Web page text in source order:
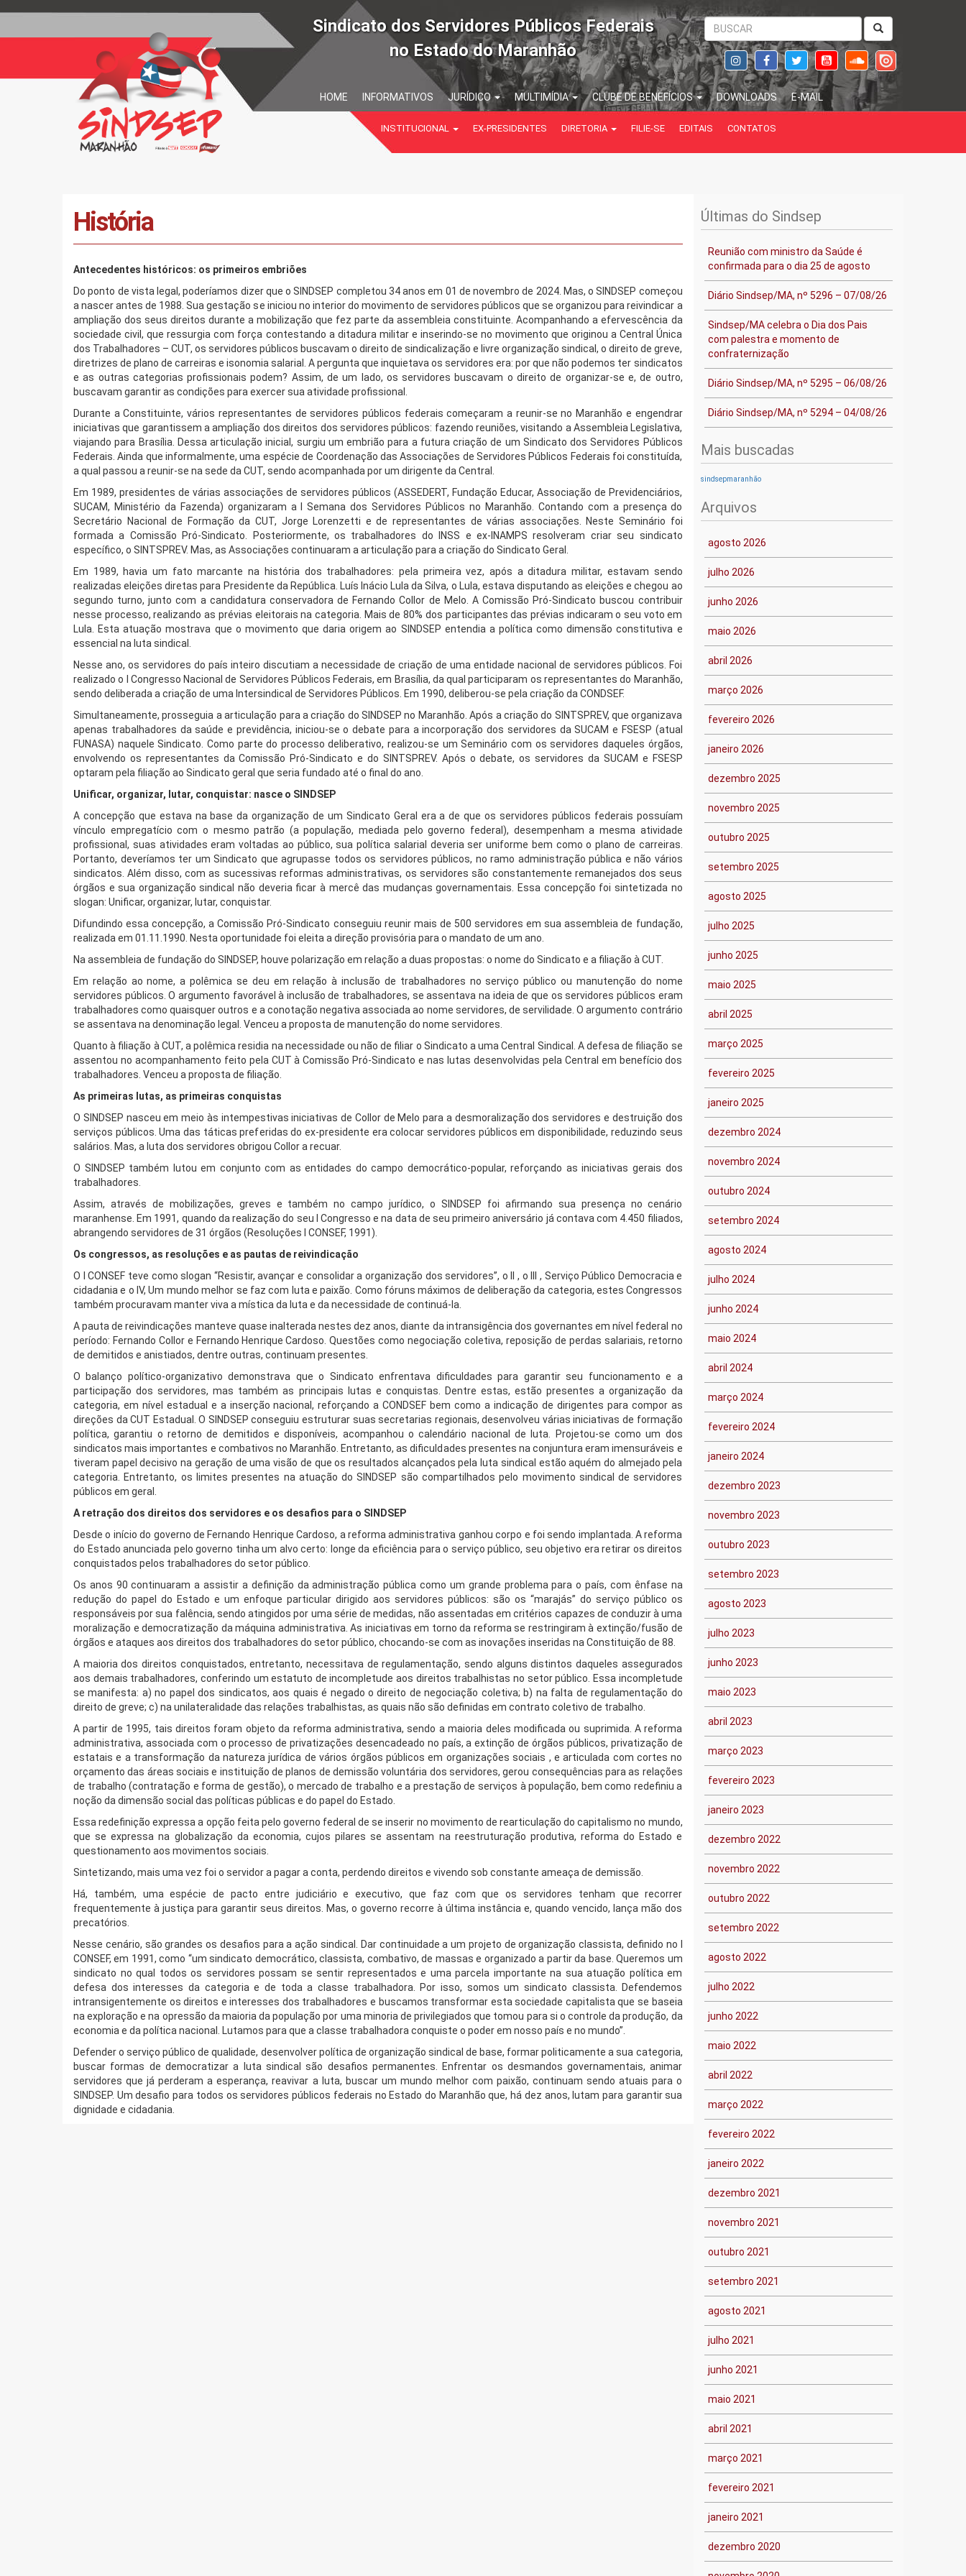
Sindicato dos Servidores Públicos Federais
no Estado do Maranhão
HOME INFORMATIVOS JURÍDICO MULTIMÍDIA CLUBE DE BENEFÍCIOS DOWNLOADS E-MAIL
INSTITUCIONAL EX-PRESIDENTES DIRETORIA FILIE-SE EDITAIS CONTATOS
História
Antecedentes históricos: os primeiros embriões
Do ponto de vista legal, poderíamos dizer que o SINDSEP completou 34 anos em 01 de novembro de 2024. Mas, o SINDSEP começou
a nascer antes de 1988. Sua gestação se iniciou no interior do movimento de servidores públicos que se organizou para reivindicar a
ampliação dos seus direitos durante a mobilização que fez parte da assembleia constituinte. Acompanhando a efervescência da
sociedade civil, que ressurgia com força contestando a ditadura militar e inserindo-se no movimento que originou a Central Única
dos Trabalhadores – CUT, os servidores públicos buscavam o direito de sindicalização e livre organização sindical, o direito de greve,
diretrizes de plano de carreiras e isonomia salarial. A pergunta que inquietava os servidores era: por que não podemos ter sindicatos
e as outras categorias profissionais podem? Assim, de um lado, os servidores buscavam o direito de organizar-se e, de outro,
buscavam garantir as condições para exercer sua atividade profissional.
Durante a Constituinte, vários representantes de servidores públicos federais começaram a reunir-se no Maranhão e engendrar
iniciativas que garantissem a ampliação dos direitos dos servidores públicos: fazendo reuniões, visitando a Assembleia Legislativa,
viajando para Brasília. Dessa articulação inicial, surgiu um embrião para a futura criação de um Sindicato dos Servidores Públicos
Federais. Ainda que informalmente, uma espécie de Coordenação das Associações de Servidores Públicos Federais foi constituída,
a qual passou a reunir-se na sede da CUT, sendo acompanhada por um dirigente da Central.
Em 1989, presidentes de várias associações de servidores públicos (ASSEDERT, Fundação Educar, Associação de Previdenciários,
SUCAM, Ministério da Fazenda) organizaram a I Semana dos Servidores Públicos no Maranhão. Contando com a presença do
Secretário Nacional de Formação da CUT, Jorge Lorenzetti e de representantes de várias associações. Neste Seminário foi
formada a Comissão Pró-Sindicato. Posteriormente, os trabalhadores do INSS e ex-INAMPS resolveram criar seu sindicato
específico, o SINTSPREV. Mas, as Associações continuaram a articulação para a criação do Sindicato Geral.
Em 1989, havia um fato marcante na história dos trabalhadores: pela primeira vez, após a ditadura militar, estavam sendo
realizadas eleições diretas para Presidente da República. Luís Inácio Lula da Silva, o Lula, estava disputando as eleições e chegou ao
segundo turno, junto com a candidatura conservadora de Fernando Collor de Melo. A Comissão Pró-Sindicato buscou contribuir
nesse processo, realizando as prévias eleitorais na categoria. Mais de 80% dos participantes das prévias indicaram o seu voto em
Lula. Esta atuação mostrava que o movimento que daria origem ao SINDSEP entendia a política como dimensão constitutiva e
essencial na luta sindical.
Nesse ano, os servidores do país inteiro discutiam a necessidade de criação de uma entidade nacional de servidores públicos. Foi
realizado o I Congresso Nacional de Servidores Públicos Federais, em Brasília, da qual participaram os representantes do Maranhão,
sendo deliberada a criação de uma Intersindical de Servidores Públicos. Em 1990, deliberou-se pela criação da CONDSEF.
Simultaneamente, prosseguia a articulação para a criação do SINDSEP no Maranhão. Após a criação do SINTSPREV, que organizava
apenas trabalhadores da saúde e previdência, iniciou-se o debate para a incorporação dos servidores da SUCAM e FSESP (atual
FUNASA) naquele Sindicato. Como parte do processo deliberativo, realizou-se um Seminário com os servidores daqueles órgãos,
envolvendo os representantes da Comissão Pró-Sindicato e do SINTSPREV. Após o debate, os servidores da SUCAM e FSESP
optaram pela filiação ao Sindicato geral que seria fundado até o final do ano.
Unificar, organizar, lutar, conquistar: nasce o SINDSEP
A concepção que estava na base da organização de um Sindicato Geral era a de que os servidores públicos federais possuíam
vínculo empregatício com o mesmo patrão (a população, mediada pelo governo federal), desempenham a mesma atividade
profissional, suas atividades eram voltadas ao público, sua política salarial deveria ser uniforme bem como o plano de carreiras.
Portanto, deveríamos ter um Sindicato que agrupasse todos os servidores públicos, no ramo administração pública e não vários
sindicatos. Além disso, com as sucessivas reformas administrativas, os servidores são constantemente remanejados dos seus
órgãos e sua organização sindical não deveria ficar à mercê das mudanças governamentais. Essa concepção foi sintetizada no
slogan: Unificar, organizar, lutar, conquistar.
Difundindo essa concepção, a Comissão Pró-Sindicato conseguiu reunir mais de 500 servidores em sua assembleia de fundação,
realizada em 01.11.1990. Nesta oportunidade foi eleita a direção provisória para o mandato de um ano.
Na assembleia de fundação do SINDSEP, houve polarização em relação a duas propostas: o nome do Sindicato e a filiação à CUT.
Em relação ao nome, a polêmica se deu em relação à inclusão de trabalhadores no serviço público ou manutenção do nome
servidores públicos. O argumento favorável à inclusão de trabalhadores, se assentava na ideia de que os servidores públicos eram
trabalhadores como quaisquer outros e a conotação negativa associada ao nome servidores, de servilidade. O argumento contrário
se assentava na denominação legal. Venceu a proposta de manutenção do nome servidores.
Quanto à filiação à CUT, a polêmica residia na necessidade ou não de filiar o Sindicato a uma Central Sindical. A defesa de filiação se
assentou no acompanhamento feito pela CUT à Comissão Pró-Sindicato e nas lutas desenvolvidas pela Central em benefício dos
trabalhadores. Venceu a proposta de filiação.
As primeiras lutas, as primeiras conquistas
O SINDSEP nasceu em meio às intempestivas iniciativas de Collor de Melo para a desmoralização dos servidores e destruição dos
serviços públicos. Uma das táticas preferidas do ex-presidente era colocar servidores públicos em disponibilidade, reduzindo seus
salários. Mas, a luta dos servidores obrigou Collor a recuar.
O SINDSEP também lutou em conjunto com as entidades do campo democrático-popular, reforçando as iniciativas gerais dos
trabalhadores.
Assim, através de mobilizações, greves e também no campo jurídico, o SINDSEP foi afirmando sua presença no cenário
maranhense. Em 1991, quando da realização do seu I Congresso e na data de seu primeiro aniversário já contava com 4.450 filiados,
abrangendo servidores de 31 órgãos (Resoluções I CONSEF, 1991).
Os congressos, as resoluções e as pautas de reivindicação
O I CONSEF teve como slogan “Resistir, avançar e consolidar a organização dos servidores”, o II , o III , Serviço Público Democracia e
cidadania e o IV, Um mundo melhor se faz com luta e paixão. Como fóruns máximos de deliberação da categoria, estes Congressos
também procuravam manter viva a mística da luta e da necessidade de continuá-la.
A pauta de reivindicações manteve quase inalterada nestes dez anos, diante da intransigência dos governantes em nível federal no
período: Fernando Collor e Fernando Henrique Cardoso. Questões como negociação coletiva, reposição de perdas salariais, retorno
de demitidos e anistiados, dentre outras, continuam presentes.
O balanço político-organizativo demonstrava que o Sindicato enfrentava dificuldades para garantir seu funcionamento e a
participação dos servidores, mas também as principais lutas e conquistas. Dentre estas, estão presentes a organização da
categoria, em nível estadual e a inserção nacional, reforçando a CONDSEF bem como a indicação de dirigentes para compor as
direções da CUT Estadual. O SINDSEP conseguiu estruturar suas secretarias regionais, desenvolveu várias iniciativas de formação
política, garantiu o retorno de demitidos e disponíveis, acompanhou o calendário nacional de luta. Projetou-se como um dos
sindicatos mais importantes e combativos no Maranhão. Entretanto, as dificuldades presentes na conjuntura eram imensuráveis e
tiveram papel decisivo na geração de uma visão de que os resultados alcançados pela luta sindical estão aquém do almejado pela
categoria. Entretanto, os limites presentes na atuação do SINDSEP são compartilhados pelo movimento sindical de servidores
públicos em geral.
A retração dos direitos dos servidores e os desafios para o SINDSEP
Desde o início do governo de Fernando Henrique Cardoso, a reforma administrativa ganhou corpo e foi sendo implantada. A reforma
do Estado anunciada pelo governo tinha um alvo certo: longe da eficiência para o serviço público, seu objetivo era retirar os direitos
conquistados pelos trabalhadores do setor público.
Os anos 90 continuaram a assistir a definição da administração pública como um grande problema para o país, com ênfase na
redução do papel do Estado e um enfoque particular dirigido aos servidores públicos: são os “marajás” do serviço público os
responsáveis por sua falência, sendo atingidos por uma série de medidas, não assentadas em critérios capazes de conduzir à uma
moralização e democratização da máquina administrativa. As iniciativas em torno da reforma se restringiram à extinção/fusão de
órgãos e ataques aos direitos dos trabalhadores do setor público, chocando-se com as inovações inseridas na Constituição de 88.
A maioria dos direitos conquistados, entretanto, necessitava de regulamentação, sendo alguns distintos daqueles assegurados
aos demais trabalhadores, conferindo um estatuto de incompletude aos direitos trabalhistas no setor público. Essa incompletude
se manifesta: a) no papel dos sindicatos, aos quais é negado o direito de negociação coletiva; b) na falta de regulamentação do
direito de greve; c) na unilateralidade das relações trabalhistas, as quais não são definidas em contrato coletivo de trabalho.
A partir de 1995, tais direitos foram objeto da reforma administrativa, sendo a maioria deles modificada ou suprimida. A reforma
administrativa, associada com o processo de privatizações desencadeado no país, a extinção de órgãos públicos, privatização de
estatais e a transformação da natureza jurídica de vários órgãos públicos em organizações sociais , e articulada com cortes no
orçamento das áreas sociais e instituição de planos de demissão voluntária dos servidores, gerou consequências para as relações
de trabalho (contratação e forma de gestão), o mercado de trabalho e a prestação de serviços à população, bem como redefiniu a
noção da dimensão social das políticas públicas e do papel do Estado.
Essa redefinição expressa a opção feita pelo governo federal de se inserir no movimento de rearticulação do capitalismo no mundo,
que se expressa na globalização da economia, cujos pilares se assentam na reestruturação produtiva, reforma do Estado e
questionamento aos movimentos sociais.
Sintetizando, mais uma vez foi o servidor a pagar a conta, perdendo direitos e vivendo sob constante ameaça de demissão.
Há, também, uma espécie de pacto entre judiciário e executivo, que faz com que os servidores tenham que recorrer
frequentemente à justiça para garantir seus direitos. Mas, o governo recorre à última instância e, quando vencido, lança mão dos
precatórios.
Nesse cenário, são grandes os desafios para a ação sindical. Dar continuidade a um projeto de organização classista, definido no I
CONSEF, em 1991, como “um sindicato democrático, classista, combativo, de massas e organizado a partir da base. Queremos um
sindicato no qual todos os servidores possam se sentir representados e uma parcela importante na sua atuação política em
defesa dos interesses da categoria e de toda a classe trabalhadora. Por isso, somos um sindicato classista. Defendemos
intransigentemente os direitos e interesses dos trabalhadores e buscamos transformar esta sociedade capitalista que se baseia
na exploração e na opressão da maioria da população por uma minoria de privilegiados que tomou para si o controle da produção, da
economia e da política nacional. Lutamos para que a classe trabalhadora conquiste o poder em nosso país e no mundo”.
Defender o serviço público de qualidade, desenvolver política de organização sindical de base, formar politicamente a sua categoria,
buscar formas de democratizar a luta sindical são desafios permanentes. Enfrentar os desmandos governamentais, animar
servidores que já perderam a esperança, reavivar a luta, buscar um mundo melhor com paixão, continuam sendo atuais para o
SINDSEP. Um desafio para todos os servidores públicos federais no Estado do Maranhão que, há dez anos, lutam para garantir sua
dignidade e cidadania.
Últimas do Sindsep
Reunião com ministro da Saúde é
confirmada para o dia 25 de agosto
Diário Sindsep/MA, nº 5296 – 07/08/26
Sindsep/MA celebra o Dia dos Pais
com palestra e momento de
confraternização
Diário Sindsep/MA, nº 5295 – 06/08/26
Diário Sindsep/MA, nº 5294 – 04/08/26
Mais buscadas
sindsepmaranhão
Arquivos
agosto 2026
julho 2026
junho 2026
maio 2026
abril 2026
março 2026
fevereiro 2026
janeiro 2026
dezembro 2025
novembro 2025
outubro 2025
setembro 2025
agosto 2025
julho 2025
junho 2025
maio 2025
abril 2025
março 2025
fevereiro 2025
janeiro 2025
dezembro 2024
novembro 2024
outubro 2024
setembro 2024
agosto 2024
julho 2024
junho 2024
maio 2024
abril 2024
março 2024
fevereiro 2024
janeiro 2024
dezembro 2023
novembro 2023
outubro 2023
setembro 2023
agosto 2023
julho 2023
junho 2023
maio 2023
abril 2023
março 2023
fevereiro 2023
janeiro 2023
dezembro 2022
novembro 2022
outubro 2022
setembro 2022
agosto 2022
julho 2022
junho 2022
maio 2022
abril 2022
março 2022
fevereiro 2022
janeiro 2022
dezembro 2021
novembro 2021
outubro 2021
setembro 2021
agosto 2021
julho 2021
junho 2021
maio 2021
abril 2021
março 2021
fevereiro 2021
janeiro 2021
dezembro 2020